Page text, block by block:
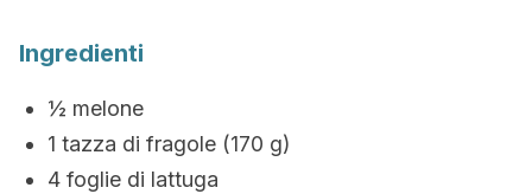
Ingredienti
½ melone
1 tazza di fragole (170 g)
4 foglie di lattuga